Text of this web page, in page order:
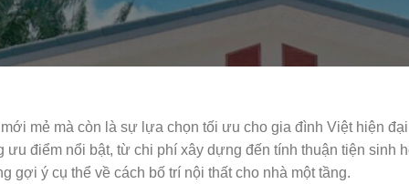
mẻ mà còn là sự lựa chọn tối ưu cho gia đình Việt hiện
điểm nổi bật, từ chi phí xây dựng đến tính thuận tiện sinh
ý cụ thể về cách bố trí nội thất cho nhà một tầng.